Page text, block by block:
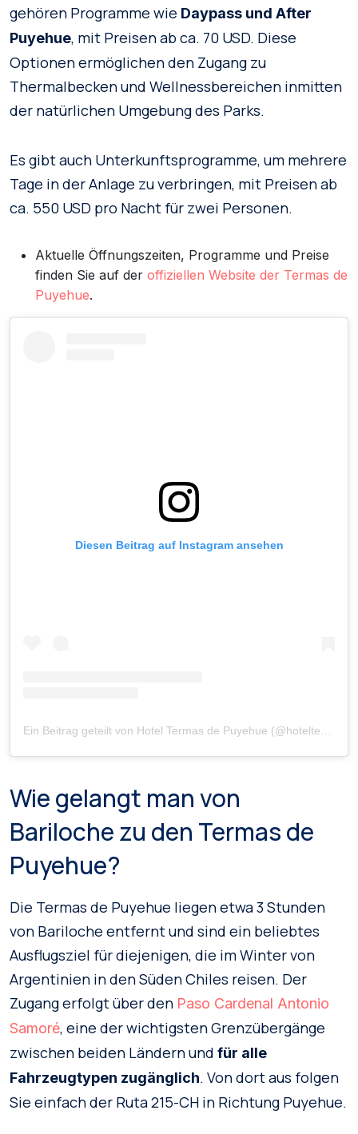
gehören Programme wie Daypass und After
Puyehue, mit Preisen ab ca. 70 USD. Diese
Optionen ermöglichen den Zugang zu
Thermalbecken und Wellnessbereichen inmitten
der natürlichen Umgebung des Parks.
Es gibt auch Unterkunftsprogramme, um mehrere
Tage in der Anlage zu verbringen, mit Preisen ab
ca. 550 USD pro Nacht für zwei Personen.
Aktuelle Öffnungszeiten, Programme und Preise
finden Sie auf der offiziellen Website der Termas de
Puyehue.
Diesen Beitrag auf Instagram ansehen
Wie gelangt man von
Bariloche zu den Termas de
Puyehue?
Die Termas de Puyehue liegen etwa 3 Stunden
von Bariloche entfernt und sind ein beliebtes
Ausflugsziel für diejenigen, die im Winter von
Argentinien in den Süden Chiles reisen. Der
Zugang erfolgt über den Paso Cardenal Antonio
Samoré, eine der wichtigsten Grenzübergänge
zwischen beiden Ländern und für alle
Fahrzeugtypen zugänglich. Von dort aus folgen
Sie einfach der Ruta 215-CH in Richtung Puyehue.